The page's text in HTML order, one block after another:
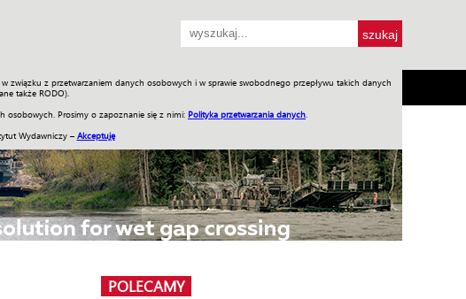
związku z przetwarzaniem danych osobowych i w sprawie swobodnego przepływu takich danych
także RODO).
osobowych. Prosimy o zapoznanie się z nimi: Polityka przetwarzania danych
Wydawniczy – Akceptuję
ENGLISH SKLEP Jednodniówki Praca w WIW
POLECAMY